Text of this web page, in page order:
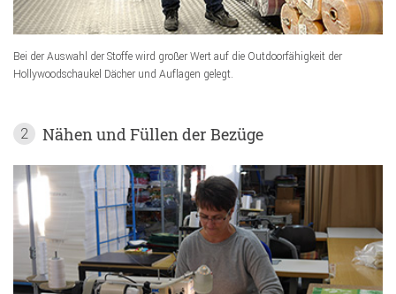
Bei der Auswahl der Stoffe wird großer Wert auf die Outdoorfähigkeit der
Hollywoodschaukel Dächer und Auflagen gelegt.
2 Nähen und Füllen der Bezüge